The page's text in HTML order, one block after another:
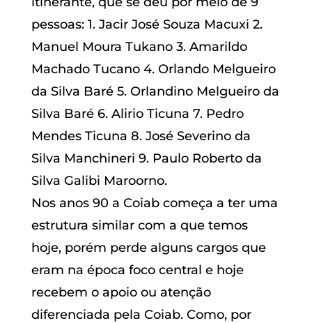
pessoas: 1. Jacir José Souza Macuxi 2.
Manuel Moura Tukano 3. Amarildo
Machado Tucano 4. Orlando Melgueiro
da Silva Baré 5. Orlandino Melgueiro da
Silva Baré 6. Alirio Ticuna 7. Pedro
Mendes Ticuna 8. José Severino da
Silva Manchineri 9. Paulo Roberto da
Silva Galibi Maroorno.
Nos anos 90 a Coiab começa a ter uma
estrutura similar com a que temos
hoje, porém perde alguns cargos que
eram na época foco central e hoje
recebem o apoio ou atenção
diferenciada pela Coiab. Como, por